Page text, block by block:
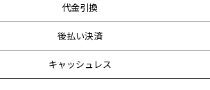
代金引換
後払い決済
キャッシュレス